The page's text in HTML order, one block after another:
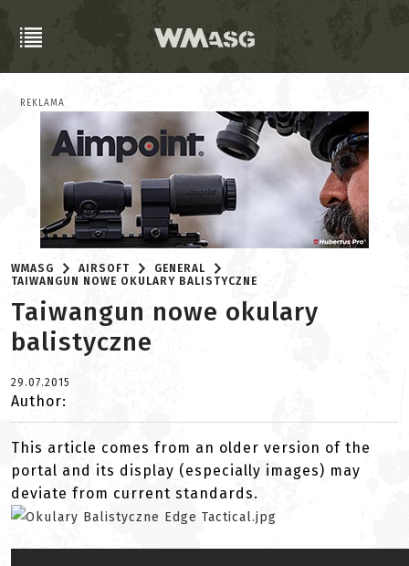
REKLAMA
WMASG AIRSOFT
GENERAL
TAIWANGUN NOWE OKULARY BALISTYCZNE
Taiwangun nowe okulary
balistyczne
29.07.2015
Author:
This article comes from an older version of the
portal and its display (especially images) may
deviate from current standards.